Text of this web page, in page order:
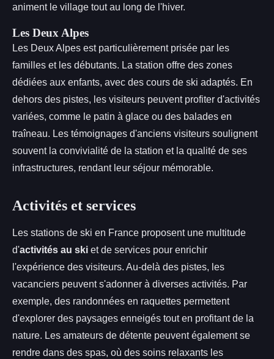
animent le village tout au long de l'hiver.
Les Deux Alpes
Les Deux Alpes est particulièrement prisée par les
familles et les débutants. La station offre des zones
dédiées aux enfants, avec des cours de ski adaptés. En
dehors des pistes, les visiteurs peuvent profiter d'activités
variées, comme le patin à glace ou des balades en
traîneau. Les témoignages d'anciens visiteurs soulignent
souvent la convivialité de la station et la qualité de ses
infrastructures, rendant leur séjour mémorable.
Activités et services
Les stations de ski en France proposent une multitude
d'activités au ski et de services pour enrichir
l'expérience des visiteurs. Au-delà des pistes, les
vacanciers peuvent s'adonner à diverses activités. Par
exemple, des randonnées en raquettes permettent
d'explorer des paysages enneigés tout en profitant de la
nature. Les amateurs de détente peuvent également se
rendre dans des spas, où des soins relaxants les